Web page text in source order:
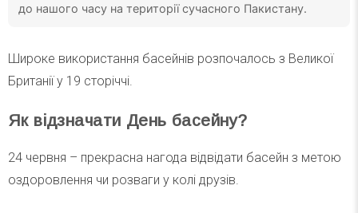
до нашого часу на території сучасного Пакистану.
Широке використання басейнів розпочалось з Великої
Британії у 19 сторіччі.
Як відзначати День басейну?
24 червня – прекрасна нагода відвідати басейн з метою
оздоровлення чи розваги у колі друзів.